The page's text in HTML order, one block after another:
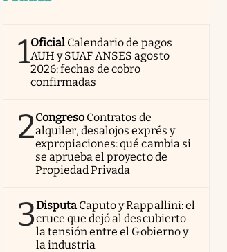
1Oficial Calendario de pagos
AUH y SUAF ANSES agosto
2026: fechas de cobro
confirmadas
2Congreso Contratos de
alquiler, desalojos exprés y
expropiaciones: qué cambia si
se aprueba el proyecto de
Propiedad Privada
3Disputa Caputo y Rappallini: el
cruce que dejó al descubierto
la tensión entre el Gobierno y
la industria